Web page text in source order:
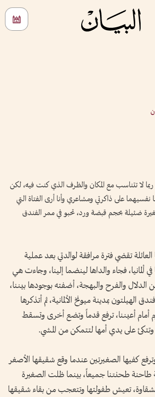
لا تتناسب مع المكان والظرف الذي كنت فيه، لكن
نفسيهما على ذاكرتي ومشاعري وأنا أرى الفتاة التي
ضئيلة بحجم قبضة ورد، تحبو في ممر الفندق
بينما العائلة تقضي فترة مرافقة لوالدتي بعد عملية
ألمانيا، فجاء والداها لينضما إلينا، وجاءت هي
والفرح والبهجة، أضفته بوجودها بيننا،
الهيلتون بمدينة ميونخ الألمانية، ثم أتذكرها
أمام أعيننا، ترفع قدماً وتضع أخرى وتسقط
وتتكئ على يدي أمها لتتمكن من المشي.
كفيها الصغيرتين عندما وقع شقيقها الأصغر
طحنتنا جميعاً، بينما ظلت الصغيرة
تعيش طفولتها وتتعجب من بقاء شقيقها